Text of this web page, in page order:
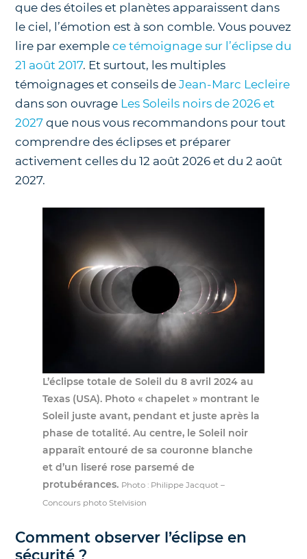
que des étoiles et planètes apparaissent dans
le ciel, l’émotion est à son comble. Vous pouvez
lire par exemplece témoignage sur l’éclipse du
21 août 2017. Et surtout, les multiples
témoignages et conseils deJean-Marc Lecleire
dans son ouvrage Les Soleils noirs de 2026 et
2027 que nous vous recommandons pour tout
comprendre des éclipses et préparer
activement celles du 12 août 2026 et du 2 août
2027.
L’éclipse totale de Soleil du 8 avril 2024 au
Texas (USA). Photo « chapelet » montrant le
Soleil juste avant, pendant et juste après la
phase de totalité. Au centre, le Soleil noir
apparaît entouré de sa couronne blanche
et d’un liseré rose parsemé de
protubérances. Photo : Philippe Jacquot –
Concours photo Stelvision
Comment observer l’éclipse en
sécurité ?